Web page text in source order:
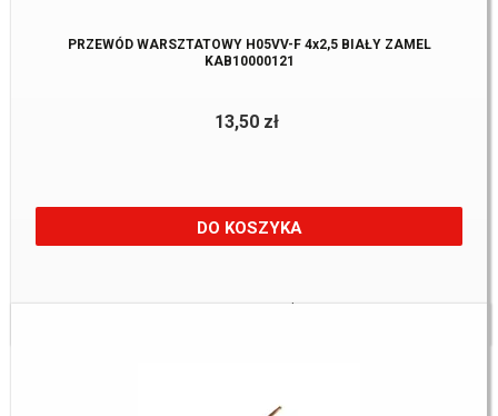
PRZEWÓD WARSZTATOWY H05VV-F 4x2,5 BIAŁY ZAMEL
KAB10000121
13,50 zł
DO KOSZYKA
Dostępne:243 km